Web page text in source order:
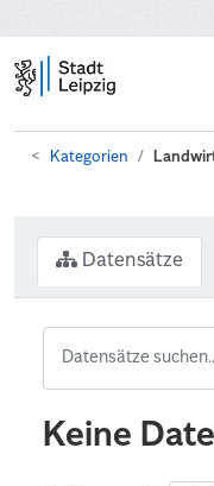
Kategorien
Datensätze
Keine